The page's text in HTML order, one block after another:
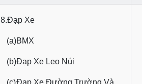
8.Đạp Xe
(a)BMX
(b)Đạp Xe Leo Núi